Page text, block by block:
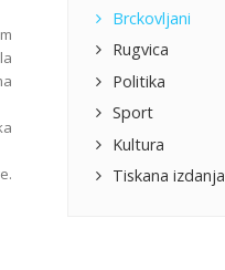
Brckovljani
Rugvica
Politika
Sport
Kultura
Tiskana izdanja